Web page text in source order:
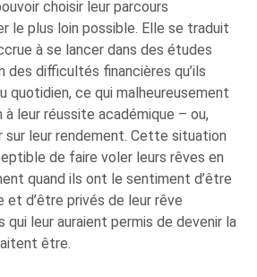
choisir leur parcours
le plus loin possible. Elle se traduit
à se lancer dans des études
des difficultés financières qu’ils
quotidien, ce qui malheureusement
leur réussite académique – ou,
sur leur rendement. Cette situation
de faire voler leurs rêves en
quand ils ont le sentiment d’être
et d’être privés de leur rêve
qui leur auraient permis de devenir la
être.